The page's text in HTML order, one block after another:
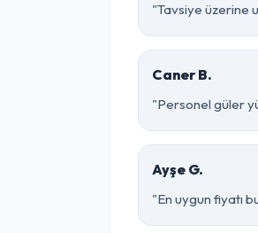
"Tavsiye üzerine
Caner B.
"Personel güler
Ayşe G.
"En uygun fiyatı